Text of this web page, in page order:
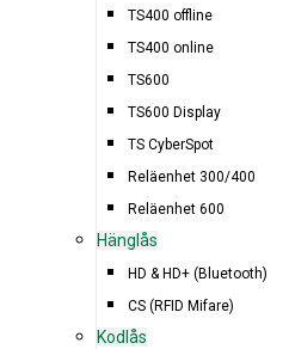
TS400 offline
TS400 online
TS600
TS600 Display
TS CyberSpot
Reläenhet 300/400
Reläenhet 600
Hänglås
HD & HD+ (Bluetooth)
CS (RFID Mifare)
Kodlås